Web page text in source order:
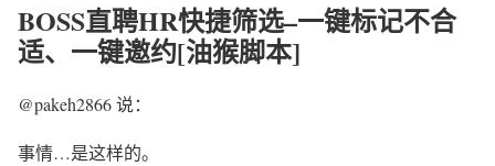
BOSS直聘HR快捷筛选–一键标记不合
适、一键邀约[油猴脚本]
@pakeh2866 说：
事情…是这样的。